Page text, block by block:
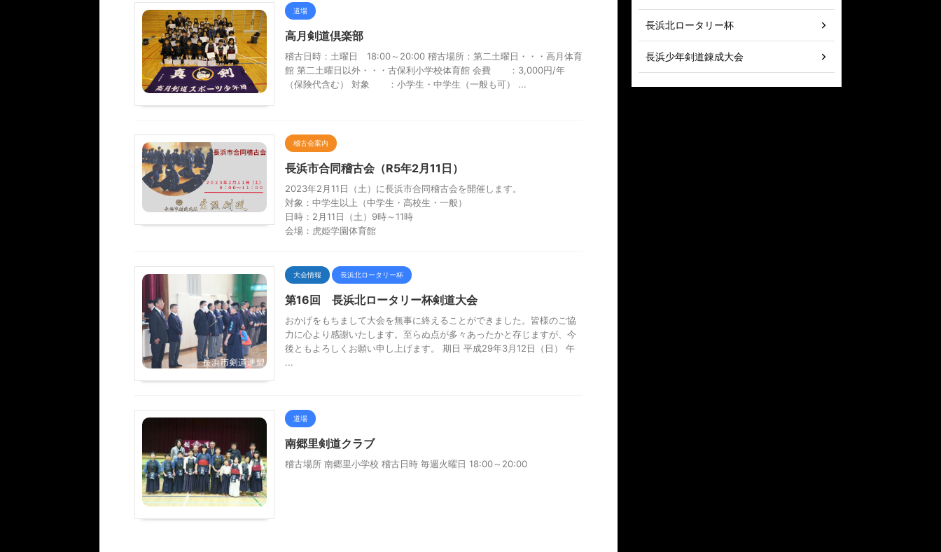
道場
高月剣道倶楽部
稽古日時：土曜日 18:00～20:00 稽古場所：第二土曜日・・・高月体育
館 第二土曜日以外・・・古保利小学校体育館 会費 ：3,000円/年
（保険代含む） 対象 ：小学生・中学生（一般も可） ...
稽古会案内
長浜市合同稽古会（R5年2月11日）
2023年2月11日（土）に長浜市合同稽古会を開催します。
対象：中学生以上（中学生・高校生・一般）
日時：2月11日（土）9時～11時
会場：虎姫学園体育館
大会情報 長浜北ロータリー杯
第16回 長浜北ロータリー杯剣道大会
おかげをもちまして大会を無事に終えることができました。皆様のご協
力に心より感謝いたします。至らぬ点が多々あったかと存じますが、今
後ともよろしくお願い申し上げます。 期日 平成29年3月12日（日） 午
...
道場
南郷里剣道クラブ
稽古場所 南郷里小学校 稽古日時 毎週火曜日 18:00～20:00
長浜北ロータリー杯
長浜少年剣道錬成大会